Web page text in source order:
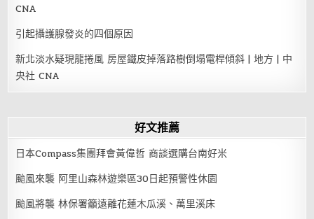
CNA
引起攝護腺發炎的四個原因
新北淡水疑現龍捲風 房屋鐵皮掉落路樹倒塌電桿傾斜 | 地方 | 中
央社 CNA
好文推薦
日本Compass集團拜會黃偉哲 商談選購台南好米
颱風來襲 阿里山森林遊樂區30日起預警性休園
颱風將襲 林保署籲遠離花蓮木瓜溪、萬里溪床